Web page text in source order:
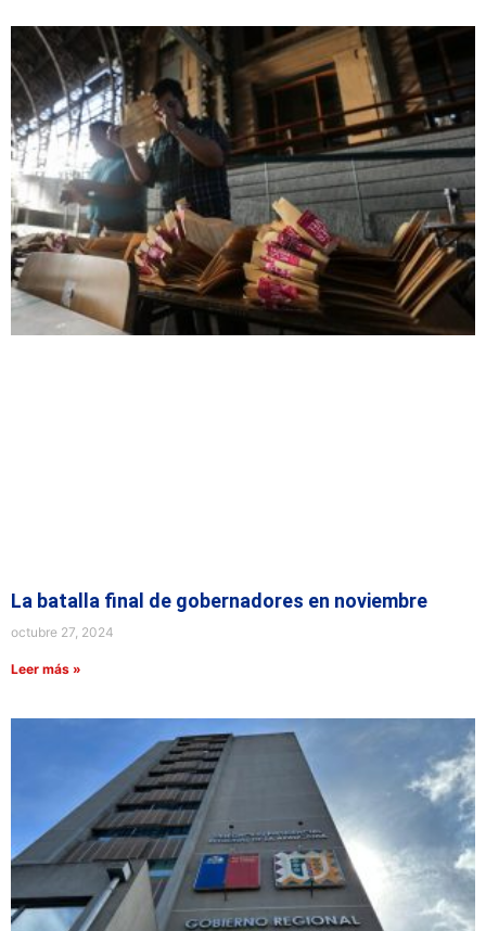
La batalla final de gobernadores en noviembre
octubre 27, 2024
Leer más »